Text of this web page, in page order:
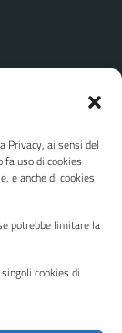
Privacy, ai sensi del
uso di cookies
e anche di cookies
potrebbe limitare la
cookies di